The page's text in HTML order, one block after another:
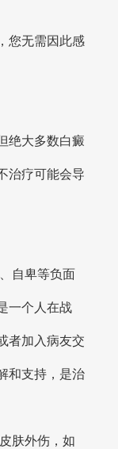
您无需因此感
绝大多数白癜
治疗可能会导
自卑等负面
一个人在战
者加入病友交
和支持，是治
肤外伤，如